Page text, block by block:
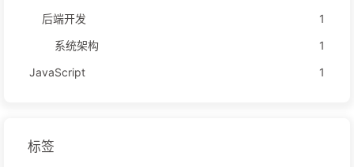
后端开发
1
系统架构
1
JavaScript
1
标签